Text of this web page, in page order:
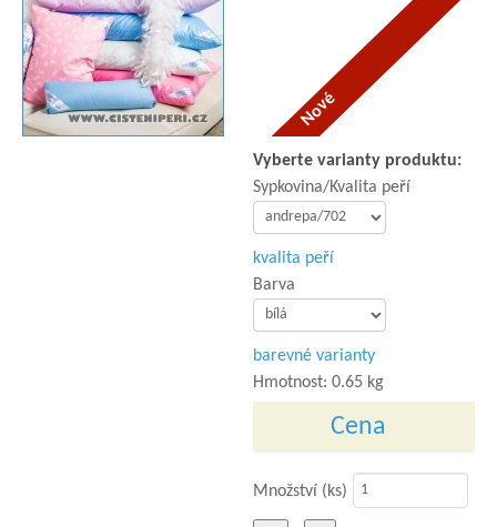
Vyberte varianty produktu:
Sypkovina/Kvalita peří
kvalita peří
Barva
barevné varianty
Hmotnost: 0.65 kg
Cena
Množství (ks)